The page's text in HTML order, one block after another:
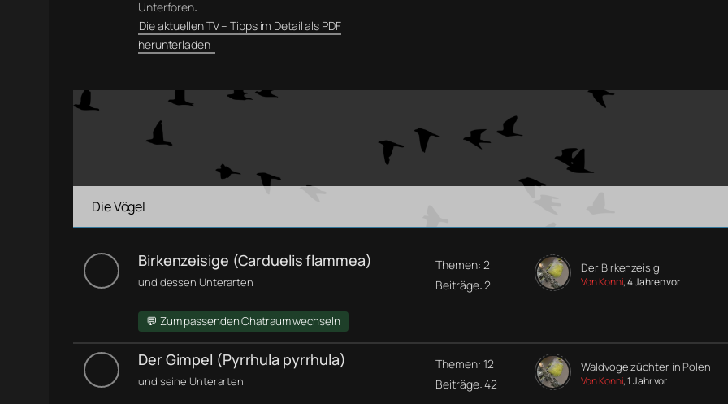
Unterforen:
Die aktuellen TV – Tipps im Detail als PDF
herunterladen
Die Vögel
Birkenzeisige (Carduelis flammea)
und dessen Unterarten
💬 Zum passenden Chatraum wechseln
Themen: 2
Beiträge: 2
Der Birkenzeisig
Von Konni, 4 Jahren vor
Der Gimpel (Pyrrhula pyrrhula)
und seine Unterarten
Themen: 12
Beiträge: 42
Waldvogelzüchter in Polen
Von Konni, 1 Jahr vor